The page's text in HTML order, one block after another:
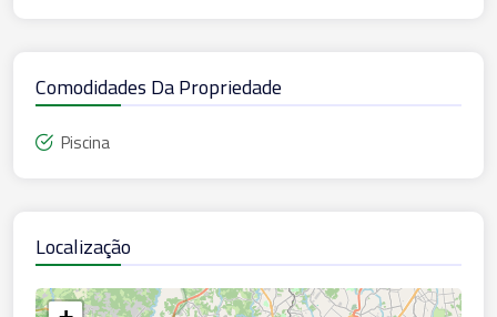
Comodidades Da Propriedade
Piscina
Localização